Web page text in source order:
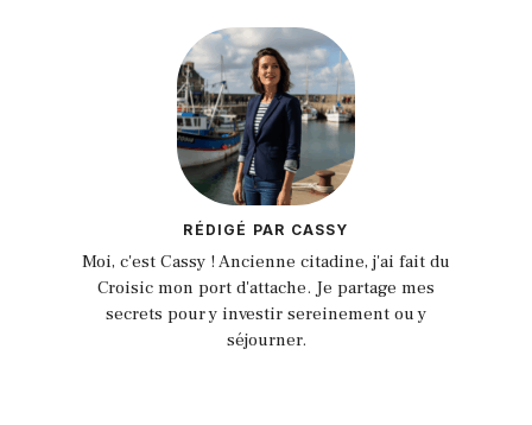
RÉDIGÉ PAR CASSY
Moi, c'est Cassy ! Ancienne citadine, j'ai fait du
Croisic mon port d'attache. Je partage mes
secrets pour y investir sereinement ou y
séjourner.